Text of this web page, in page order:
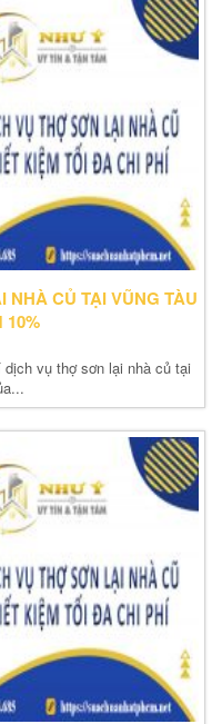
NHÀ CỦ TẠI VŨNG TÀU
10%
vụ thợ sơn lại nhà củ tại